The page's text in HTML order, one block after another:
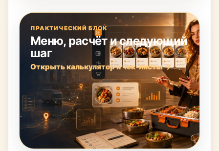
ПРАКТИЧЕСКИЙ БЛОК
Меню, расчёт и следующий
шаг
Открыть калькулятор и чек-листы →